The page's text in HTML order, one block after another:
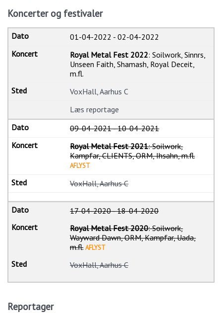
Koncerter og festivaler
01-04-2022 -02-04-2022
Royal Metal Fest 2022: Soilwork, Sinnrs,
Unseen Faith, Shamash, Royal Deceit,
m.fl.
VoxHall, Aarhus C
Læs reportage
09-04-2021-10-04-2021
Royal Metal Fest 2021: Soilwork,
Kampfar, CLIENTS, ORM, Ihsahn, m.fl.
AFLYST
VoxHall, Aarhus C
17-04-2020-18-04-2020
Royal Metal Fest 2020: Soilwork,
Wayward Dawn, ORM, Kampfar, Uada,
m.fl. AFLYST
VoxHall, Aarhus C
Reportager